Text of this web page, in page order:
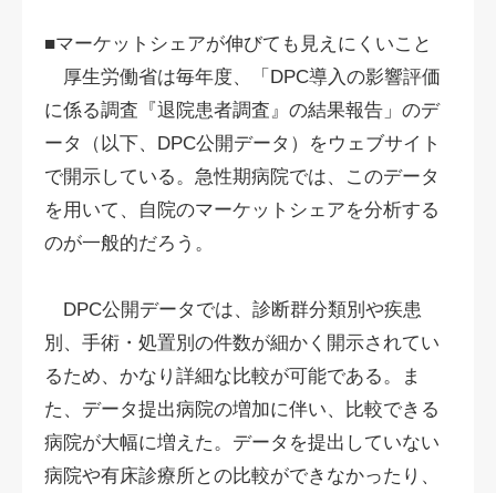
■マーケットシェアが伸びても見えにくいこと
厚生労働省は毎年度、「DPC導入の影響評価
に係る調査『退院患者調査』の結果報告」のデ
ータ（以下、DPC公開データ）をウェブサイト
で開示している。急性期病院では、このデータ
を用いて、自院のマーケットシェアを分析する
のが一般的だろう。
DPC公開データでは、診断群分類別や疾患
別、手術・処置別の件数が細かく開示されてい
るため、かなり詳細な比較が可能である。ま
た、データ提出病院の増加に伴い、比較できる
病院が大幅に増えた。データを提出していない
病院や有床診療所との比較ができなかったり、